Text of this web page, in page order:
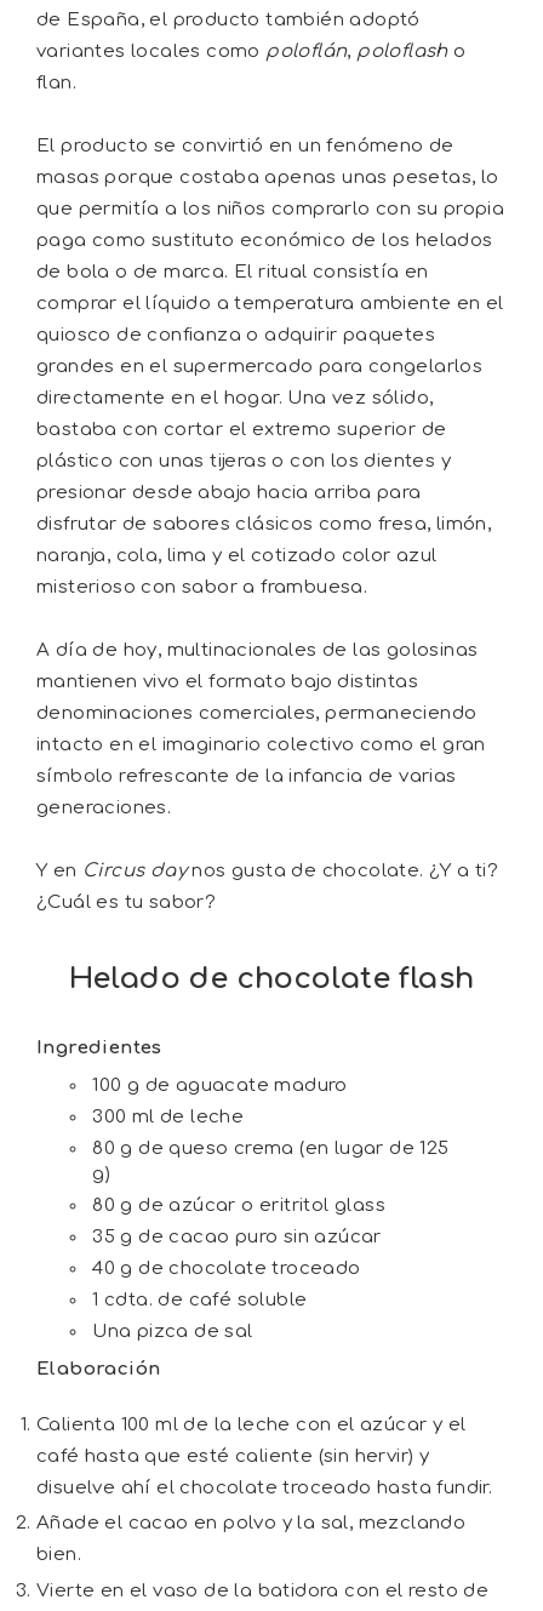
de España, el producto también adoptó
variantes locales como poloflán, poloflasho
flan.
El producto se convirtió en un fenómeno de
masas porque costaba apenas unas pesetas, lo
que permitía a los niños comprarlo con su propia
paga como sustituto económico de los helados
de bola o de marca. El ritual consistía en
comprar el líquido a temperatura ambiente en el
quiosco de confianza o adquirir paquetes
grandes en el supermercado para congelarlos
directamente en el hogar. Una vez sólido,
bastaba con cortar el extremo superior de
plástico con unas tijeras o con los dientes y
presionar desde abajo hacia arriba para
disfrutar de sabores clásicos como fresa, limón,
naranja, cola, lima y el cotizado color azul
misterioso con sabor a frambuesa.
A día de hoy, multinacionales de las golosinas
mantienen vivo el formato bajo distintas
denominaciones comerciales, permaneciendo
intacto en el imaginario colectivo como el gran
símbolo refrescante de la infancia de varias
generaciones.
Y en Circus daynos gusta de chocolate. ¿Y a ti?
¿Cuál es tu sabor?
Helado de chocolate flash
Ingredientes
100 g de aguacate maduro
300 ml de leche
80 g de queso crema (en lugar de 125
g)
80 g de azúcar o eritritol glass
35 g de cacao puro sin azúcar
40 g de chocolate troceado
1 cdta. de café soluble
Una pizca de sal
Elaboración
Calienta 100 ml de la leche con el azúcar y el
café hasta que esté caliente (sin hervir) y
disuelve ahí el chocolate troceado hasta fundir.
Añade el cacao en polvo y la sal, mezclando
bien.
Vierte en el vaso de la batidora con el resto de